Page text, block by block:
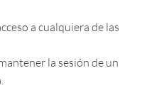
a cualquiera de las
la sesión de un